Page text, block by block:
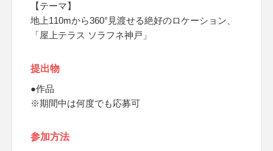
【テーマ】
地上110mから360°見渡せる絶好のロケーション、
「屋上テラス ソラフネ神戸」
提出物
●作品
※期間中は何度でも応募可
参加方法